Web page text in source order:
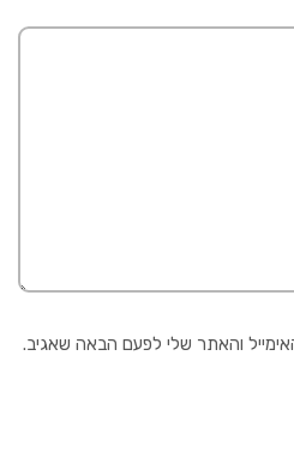
והאתר שלי לפעם הבאה שאגיב.